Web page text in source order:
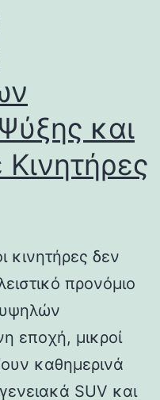
και
κινητήρες δεν
προνόμιο
εποχή, μικροί
καθημερινά
SUV και